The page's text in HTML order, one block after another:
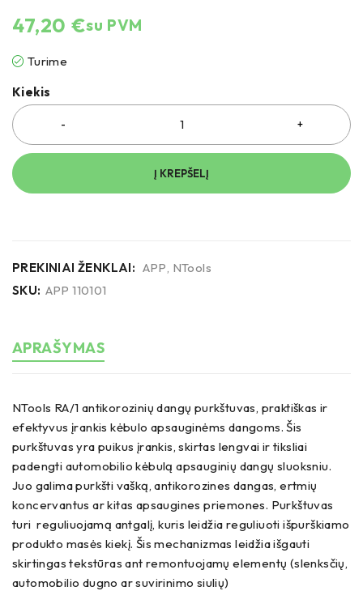
47,20 €su PVM
Turime
Kiekis
Į KREPŠELĮ
PREKINIAI ŽENKLAI: APP NTools
SKU: APP 110101
APRAŠYMAS
NTools RA/1 antikorozinių dangų purkštuvas, praktiškas ir
efektyvus įrankis kėbulo apsauginėms dangoms. Šis
purkštuvas yra puikus įrankis, skirtas lengvai ir tiksliai
padengti automobilio kėbulą apsauginių dangų sluoksniu.
Juo galima purkšti vašką, antikorozines dangas, ertmių
koncervantus ar kitas apsaugines priemones. Purkštuvas
turi reguliuojamą antgalį, kuris leidžia reguliuoti išpurškiamo
produkto masės kiekį. Šis mechanizmas leidžia išgauti
skirtingas tekstūras ant remontuojamų elementų (slenksčių,
automobilio dugno ar suvirinimo siulių)